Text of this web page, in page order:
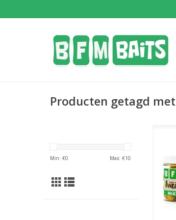
Producten getagd
Min: €0 Max: €10